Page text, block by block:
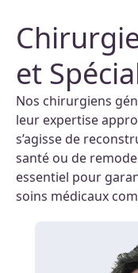
et
Nos chirurgiens
leur expertise
s’agisse de
santé ou de
essentiel pour
soins médicaux